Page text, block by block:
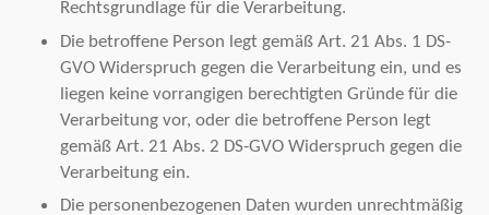
Rechtsgrundlage für die Verarbeitung.
Die betroffene Person legt gemäß Art. 21 Abs. 1 DS-
GVO Widerspruch gegen die Verarbeitung ein, und es
liegen keine vorrangigen berechtigten Gründe für die
Verarbeitung vor, oder die betroffene Person legt
gemäß Art. 21 Abs. 2 DS-GVO Widerspruch gegen die
Verarbeitung ein.
Die personenbezogenen Daten wurden unrechtmäßig